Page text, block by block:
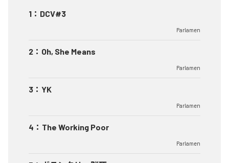
1 ： DCV#3
Parlamen
2 ： Oh, She Means
Parlamen
3 ： YK
Parlamen
4 ： The Working Poor
Parlamen